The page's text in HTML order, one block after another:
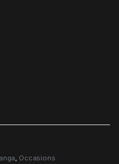
, Occasions